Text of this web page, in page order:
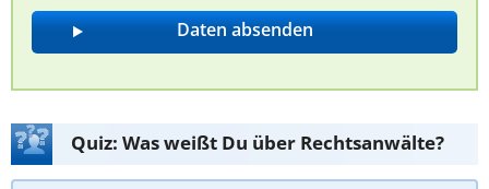
Quiz: Was weißt Du über Rechtsanwälte?